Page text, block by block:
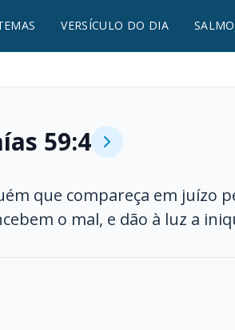
VERSÍCULO DO DIA
59:4
que compareça em juízo
o mal, e dão à luz a